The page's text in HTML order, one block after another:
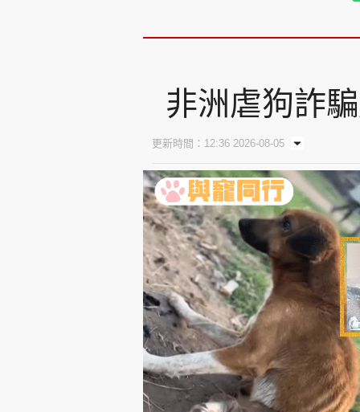
非洲虐狗詐
更新時間：12:36 2026-08-05